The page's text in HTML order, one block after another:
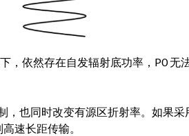
，依然存在自发辐射底功率，P0 无
，也同时改变有源区折射率。如果
速长距传输。